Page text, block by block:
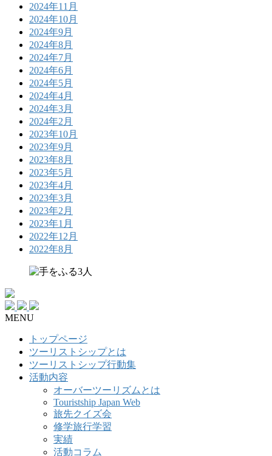
2024年11月
2024年10月
2024年9月
2024年8月
2024年7月
2024年6月
2024年5月
2024年4月
2024年3月
2024年2月
2023年10月
2023年9月
2023年8月
2023年5月
2023年4月
2023年3月
2023年2月
2023年1月
2022年12月
2022年8月
MENU
トップページ
ツーリストシップとは
ツーリストシップ行動集
活動内容
オーバーツーリズムとは
Touristship Japan Web
旅先クイズ会
修学旅行学習
実績
活動コラム